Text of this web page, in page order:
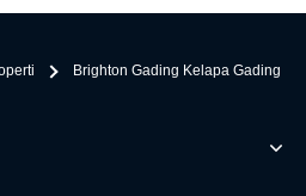
informasi yang rekanan
Brighton Gading Kelapa Gading